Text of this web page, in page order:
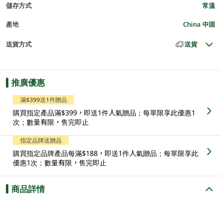
儲存方式 常溫
產地 China 中國
送貨方式 送貨
推廣優惠
滿$399送1件贈品
購買指定產品滿$399，即送1件人氣贈品；每單限享此優惠1
次；數量有限，售完即止
指定品牌送贈品
購買指定品牌產品每滿$188，即送1件人氣贈品；每單限享此
優惠1次；數量有限，售完即止
商品詳情